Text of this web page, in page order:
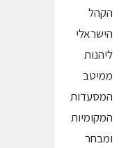
הקהל
הישראלי
ליהנות
ממיטב
המסעדות
המקומיות
ומבחר